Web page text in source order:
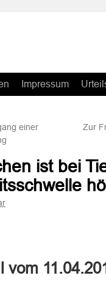
Impressum
einer
Zur
ist bei
vom